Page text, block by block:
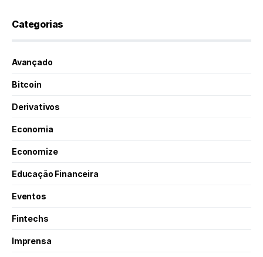
Categorias
Avançado
Bitcoin
Derivativos
Economia
Economize
Educação Financeira
Eventos
Fintechs
Imprensa